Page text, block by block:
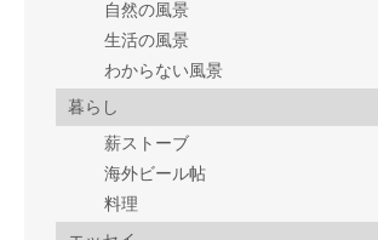
自然の風景
生活の風景
わからない風景
暮らし
薪ストーブ
海外ビール帖
料理